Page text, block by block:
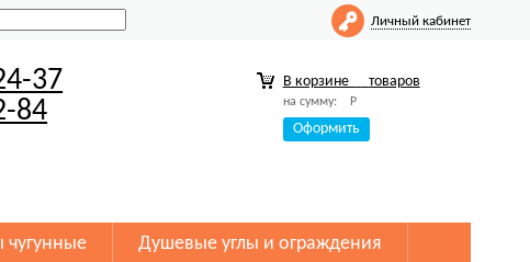
Личный кабинет
37
84
В корзине товаров
на сумму: Р
Оформить
чугунные Душевые углы и ограждения